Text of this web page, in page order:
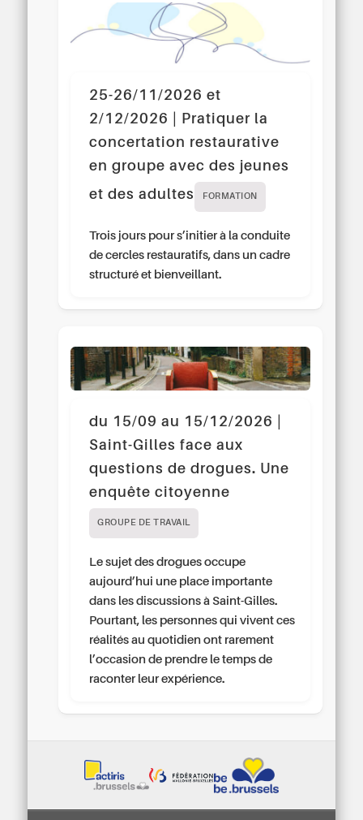
25-26/11/2026 et
2/12/2026 | Pratiquer la
concertation restaurative
en groupe avec des jeunes
et des adultes
FORMATION
Trois jours pour s’initier à la conduite
de cercles restauratifs, dans un cadre
structuré et bienveillant.
du 15/09 au 15/12/2026 |
Saint-Gilles face aux
questions de drogues. Une
enquête citoyenne
GROUPE DE TRAVAIL
Le sujet des drogues occupe
aujourd’hui une place importante
dans les discussions à Saint-Gilles.
Pourtant, les personnes qui vivent ces
réalités au quotidien ont rarement
l’occasion de prendre le temps de
raconter leur expérience.